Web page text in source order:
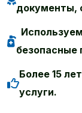
документы,
безопасные
Более 15
услуги.